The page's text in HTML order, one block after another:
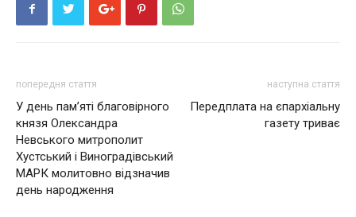
попередня стаття
У день пам’яті благовірного
князя Олександра
Невського митрополит
Хустський і Виноградівський
МАРК молитовно відзначив
день народження
наступна стаття
Передплата на єпархіальну
газету триває